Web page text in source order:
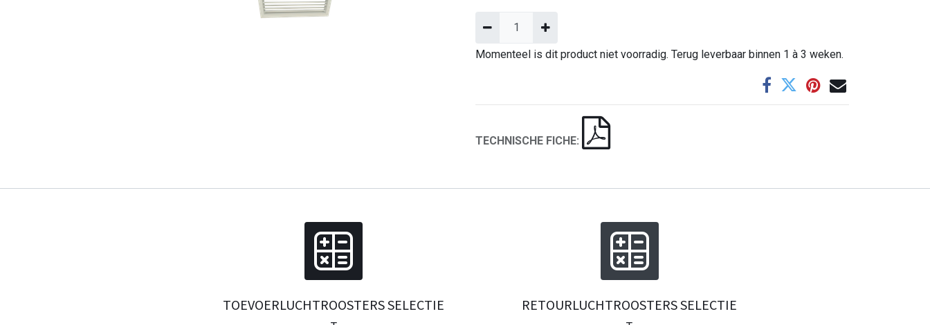
Momenteel is dit product niet voorradig. Terug leverbaar binnen 1 à 3 weken.
TECHNISCHE FICHE:
TOEVOERLUCHTROOSTERS SELECTIE RETOURLUCHTROOSTERS SELECTIE